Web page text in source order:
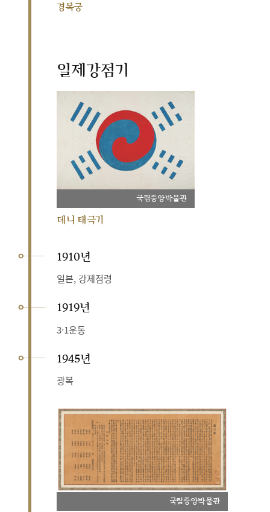
경복궁
일제강점기
국립중앙박물관
데니 태극기
1910년
일본, 강제점령
1919년
3·1운동
1945년
광복
국립중앙박물관